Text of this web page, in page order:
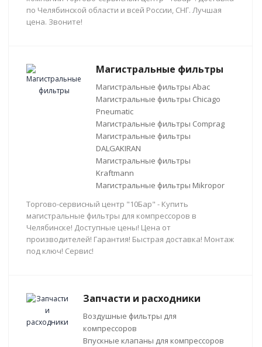
по Челябинской области и всей России, СНГ. Лучшая
цена. Звоните!
Магистральные фильтры
Магистральные фильтры Abac
Магистральные фильтры Chicago
Pneumatic
Магистральные фильтры Comprag
Магистральные фильтры
DALGAKIRAN
Магистральные фильтры
Kraftmann
Магистральные фильтры Mikropor
Торгово-сервисный центр "10Бар" - Купить
магистральные фильтры для компрессоров в
Челябинске! Доступные цены! Цена от
производителей! Гарантия! Быстрая доставка! Монтаж
под ключ! Сервис!
Запчасти и расходники
Воздушные фильтры для
компрессоров
Впускные клапаны для компрессоров